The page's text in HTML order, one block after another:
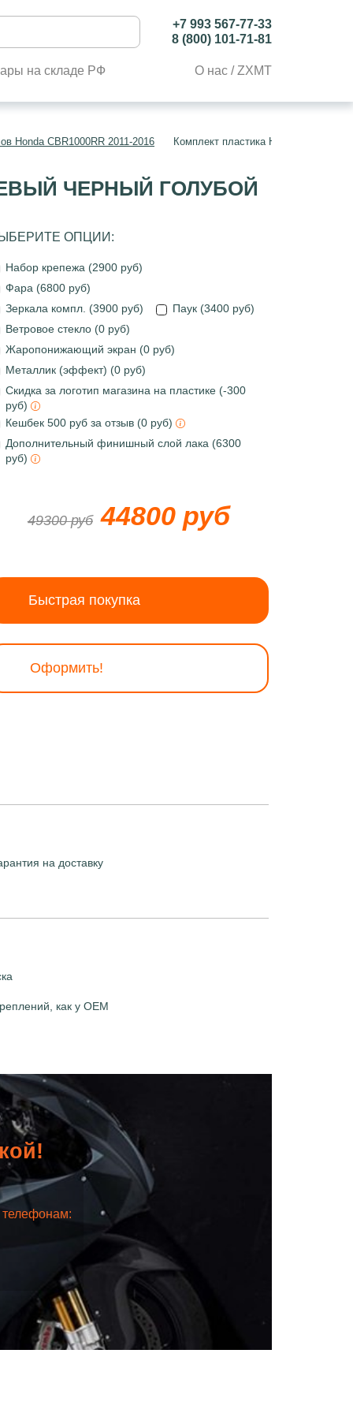
+7 993 567-77-33
8 (800) 101-71-81
на складе РФ О нас / ZXMT
Honda CBR1000RR 2011-2016 Комплект пластика Honda
ЧЕРНЫЙ ГОЛУБОЙ
ОПЦИИ:
Набор крепежа (2900 руб)
Фара (6800 руб)
Зеркала компл. (3900 руб)
Паук (3400 руб)
Ветровое стекло (0 руб)
Жаропонижающий экран (0 руб)
Металлик (эффект) (0 руб)
Скидка за логотип магазина на пластике (-300
руб)
Кешбек 500 руб за отзыв (0 руб)
Дополнительный финишный слой лака (6300
руб)
49300 руб 44800 руб
Быстрая покупка
Оформить!
на доставку
как у OEM
телефонам: